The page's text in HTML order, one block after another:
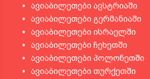
ავიაბილეთები ავსტრიაში
ავიაბილეთები გერმანიაში
ავიაბილეთები ისრაელში
ავიაბილეთები ჩეხეთში
ავიაბილეთები პოლონეთში
ავიაბილეთები თურქეთში